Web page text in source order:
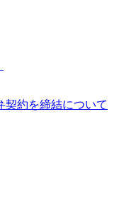
契約を締結について